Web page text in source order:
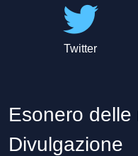
Twitter
Esonero
Divulgazione